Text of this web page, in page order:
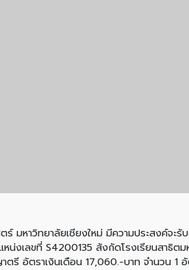
าลัยเชียงใหม่ มีความประสงค์จะรับสมั
น่งเลขที่ S4200135 สังกัดโรงเรียนสาธิต
อัตราเงินเดือน 17,060.-บาท จำนวน 1 อั